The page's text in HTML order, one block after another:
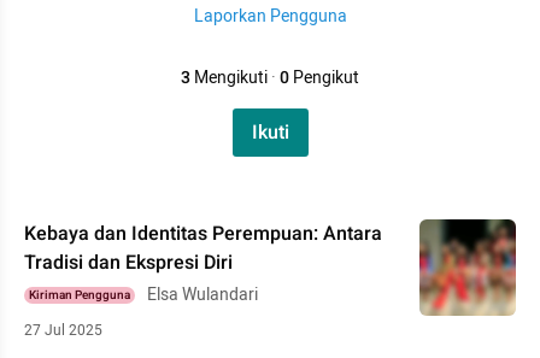
Laporkan Pengguna
3Mengikuti·0Pengikut
Ikuti
Kebaya dan Identitas Perempuan: Antara
Tradisi dan Ekspresi Diri
Kiriman Pengguna Elsa Wulandari
27 Jul 2025